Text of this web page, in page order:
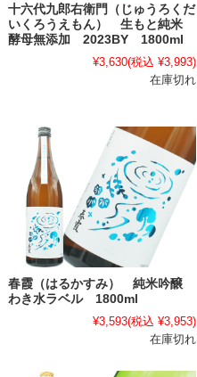
十六代九郎右衛門（じゅうろくだ
いくろうえもん） 生もと純米
酵母無添加 2023BY 1800ml
¥3,630(税込 ¥3,993)
在庫切れ
春霞（はるかすみ） 純米吟醸
わき水ラベル 1800ml
¥3,593(税込 ¥3,953)
在庫切れ